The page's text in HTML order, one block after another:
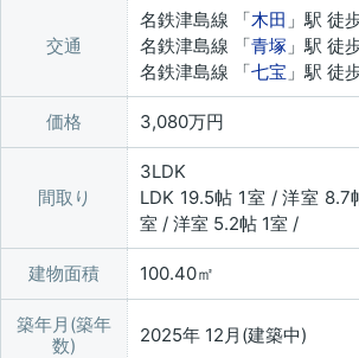
交通
名鉄津島線 「木田 」駅 徒
名鉄津島線 「青塚 」駅 徒
名鉄津島線 「七宝 」駅 徒
価格 3,080万円
間取り
3LDK
LDK 19.5帖 1室 / 洋室 8.7
室 / 洋室 5.2帖 1室 /
建物面積 100.40㎡
築年月(築年
数)
2025年 12月(建築中)